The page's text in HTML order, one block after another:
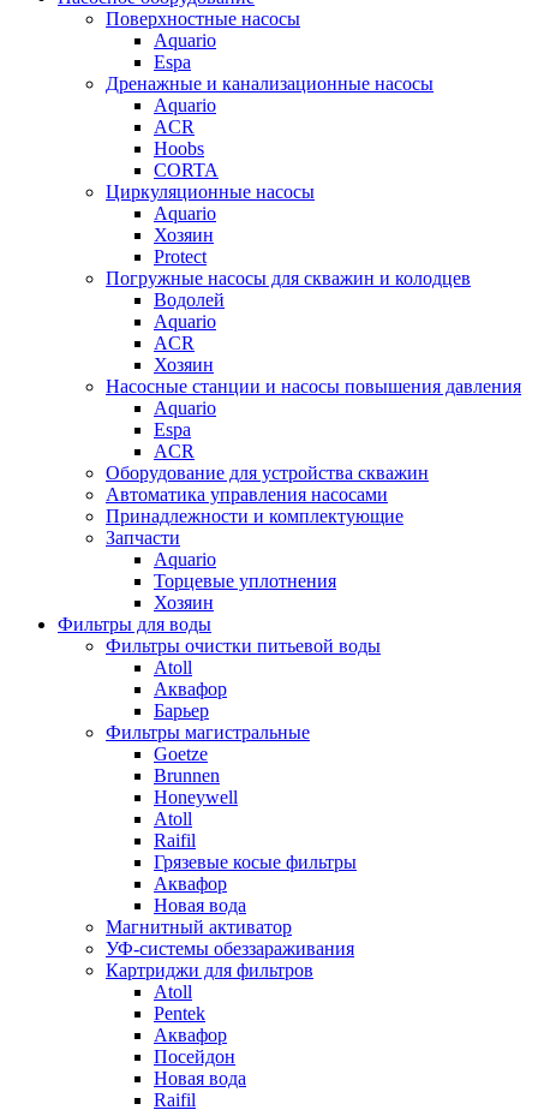
Поверхностные насосы
Aquario
Espa
Дренажные и канализационные насосы
Aquario
ACR
Hoobs
CORTA
Циркуляционные насосы
Aquario
Хозяин
Protect
Погружные насосы для скважин и колодцев
Водолей
Aquario
ACR
Хозяин
Насосные станции и насосы повышения давления
Aquario
Espa
ACR
Оборудование для устройства скважин
Автоматика управления насосами
Принадлежности и комплектующие
Запчасти
Aquario
Торцевые уплотнения
Хозяин
Фильтры для воды
Фильтры очистки питьевой воды
Atoll
Аквафор
Барьер
Фильтры магистральные
Goetze
Brunnen
Honeywell
Atoll
Raifil
Грязевые косые фильтры
Аквафор
Новая вода
Магнитный активатор
УФ-системы обеззараживания
Картриджи для фильтров
Atoll
Pentek
Аквафор
Посейдон
Новая вода
Raifil